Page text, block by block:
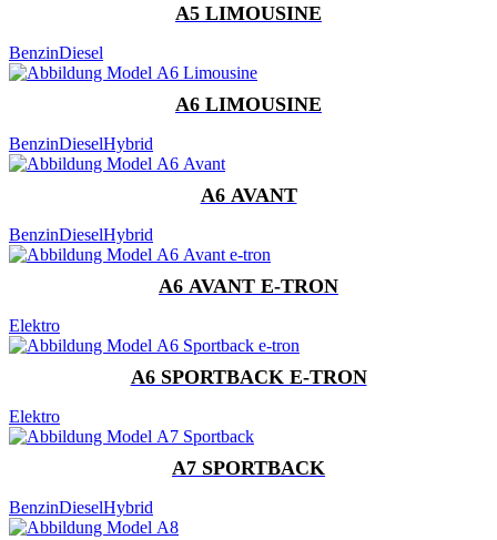
A5 LIMOUSINE
BenzinDiesel
A6 LIMOUSINE
BenzinDieselHybrid
A6 AVANT
BenzinDieselHybrid
A6 AVANT E-TRON
Elektro
A6 SPORTBACK E-TRON
Elektro
A7 SPORTBACK
BenzinDieselHybrid